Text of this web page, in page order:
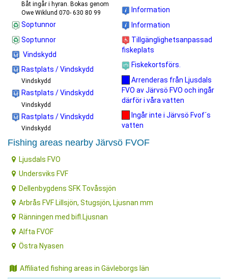
Båt ingår i hyran. Bokas genom
Owe Wiklund 070- 630 80 99
Soptunnor
Soptunnor
Vindskydd
Rastplats / Vindskydd
Vindskydd
Rastplats / Vindskydd
Vindskydd
Rastplats / Vindskydd
Vindskydd
Information
Information
Tillgänglighetsanpassad
fiskeplats
Fiskekortsförs.
Arrenderas från Ljusdals
FVO av Järvsö FVO och ingår
därför i våra vatten
Ingår inte i Järvsö Fvof´s
vatten
Fishing areas nearby Järvsö FVOF
Ljusdals FVO
Undersviks FVF
Dellenbygdens SFK Tovåssjön
Arbrås FVF Lillsjön, Stugsjön, Ljusnan mm
Ränningen med bifl.Ljusnan
Alfta FVOF
Östra Nyasen
Affiliated fishing areas in Gävleborgs län